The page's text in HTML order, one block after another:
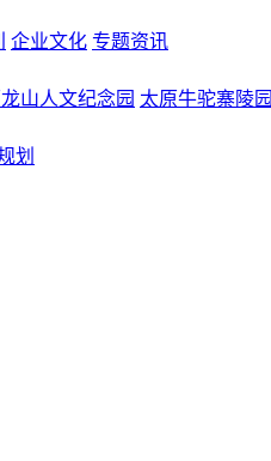
企业文化 专题资讯
山人文纪念园 太原牛驼寨陵园
划